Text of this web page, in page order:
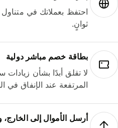
احتفظ بعملاتك في متناول
ثوانٍ.
بطاقة خصم مباشر دولية
لا تقلق أبدًا بشأن زيادات
المرتفعة عند الإنفاق في
أرسل الأموال إلى الخارج،